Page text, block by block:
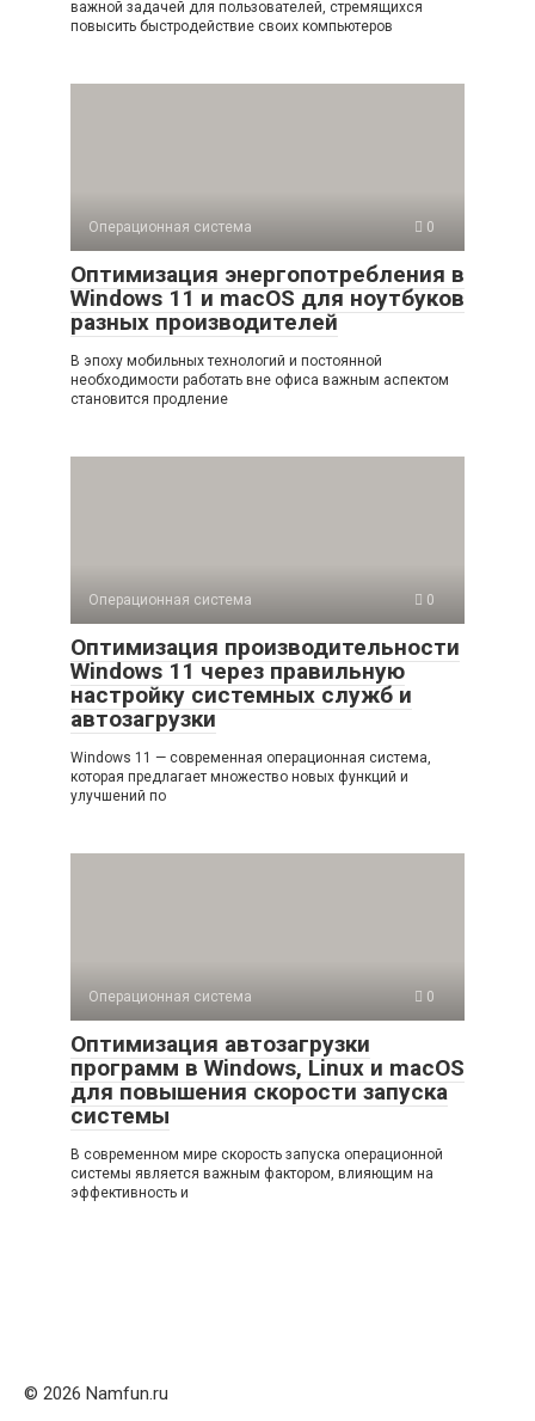
важной задачей для пользователей, стремящихся
повысить быстродействие своих компьютеров
Операционная система 0
Оптимизация энергопотребления в
Windows 11 и macOS для ноутбуков
разных производителей
В эпоху мобильных технологий и постоянной
необходимости работать вне офиса важным аспектом
становится продление
Операционная система 0
Оптимизация производительности
Windows 11 через правильную
настройку системных служб и
автозагрузки
Windows 11 — современная операционная система,
которая предлагает множество новых функций и
улучшений по
Операционная система 0
Оптимизация автозагрузки
программ в Windows, Linux и macOS
для повышения скорости запуска
системы
В современном мире скорость запуска операционной
системы является важным фактором, влияющим на
эффективность и
© 2026 Namfun.ru